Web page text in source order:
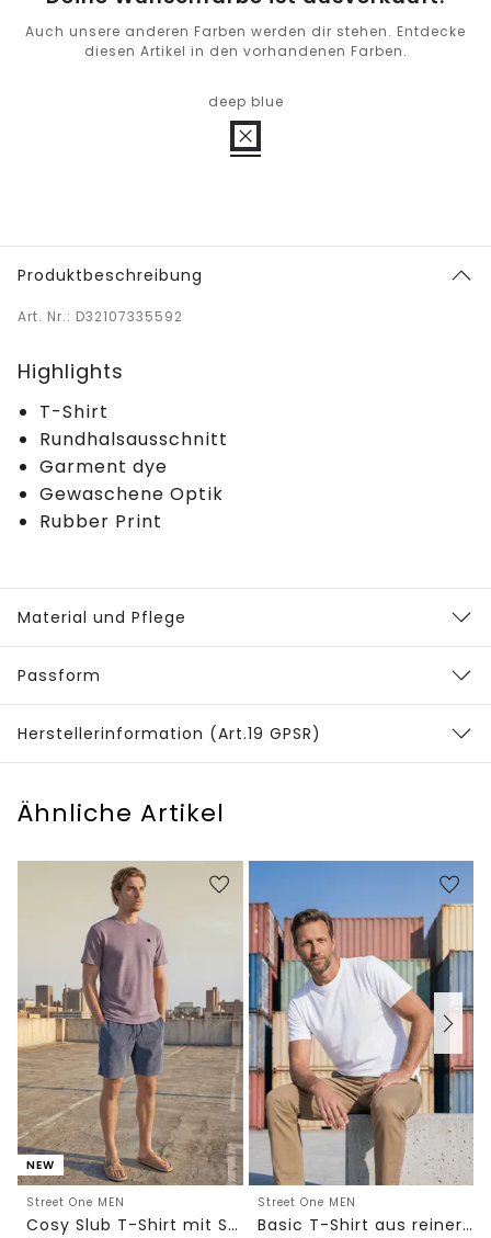
Auch unsere anderen Farben werden dir stehen. Entdecke
diesen Artikel in den vorhandenen Farben.
deep blue
Produktbeschreibung
Art. Nr.: D32107335592
Highlights
T-Shirt
Rundhalsausschnitt
Garment dye
Gewaschene Optik
Rubber Print
Material und Pflege
Passform
Herstellerinformation (Art.19 GPSR)
Ähnliche Artikel
NEW
Street One MEN
Cosy Slub T-Shirt mit Struktur
Street One MEN
Basic T-Shirt aus reiner Baumwolle